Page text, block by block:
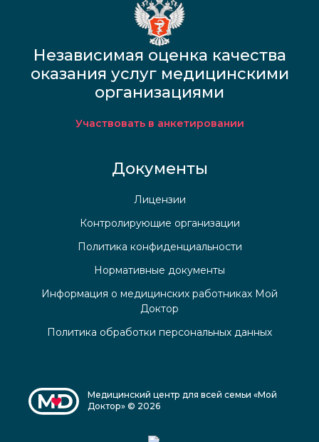
Независимая оценка качества
оказания услуг медицинскими
организациями
Участвовать в анкетировании
Документы
Лицензии
Контролирующие организации
Политика конфиденциальности
Нормативные документы
Информация о медицинских работниках Мой
Доктор
Политика обработки персональных данных
Медицинский центр для всей семьи «Мой
Доктор» © 2026